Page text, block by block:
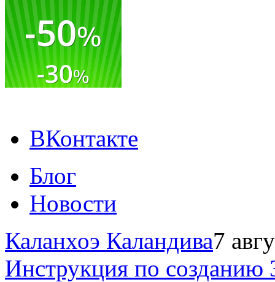
ВКонтакте
Блог
Новости
Каланхоэ Каландива7
Инструкция по созданию